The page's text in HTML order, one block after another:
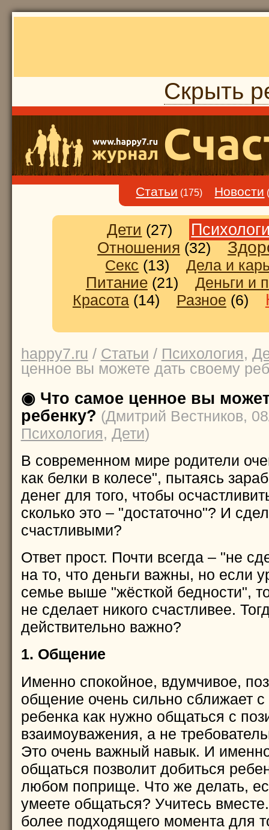
Скрыть
Статьи (175) Новости
Дети (27)
Отношения (32)
Секс (13) Дела и
Питание(21) Деньги и
Красота (14) Разное (6)
happy7.ru / Статьи / Психология,
ценное вы можете дать своему
◉ Что самое ценное вы
ребенку? (Дмитрий Вестников,
Психология, Дети)
В современном мире родители
как белки в колесе", пытаясь
денег для того, чтобы
сколько это – "достаточно"? И
счастливыми?
Ответ прост. Почти всегда – "не
на то, что деньги важны, но если
семье выше "жёсткой бедности",
не сделает никого счастливее.
действительно важно?
1. Общение
Именно спокойное, вдумчивое,
общение очень сильно сближает с
ребенка как нужно общаться с
взаимоуважения, а не
Это очень важный навык. И
общаться позволит добиться
любом поприще. Что же делать,
умеете общаться? Учитесь
более подходящего момента для